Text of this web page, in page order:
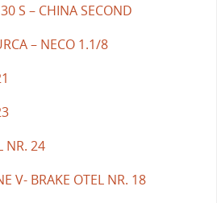
S – CHINA SECOND
– NECO 1.1/8
NR. 24
V- BRAKE OTEL NR. 18